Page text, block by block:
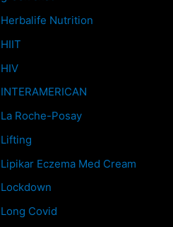
Herbalife Nutrition
HIIT
HIV
INTERAMERICAN
La Roche-Posay
Lifting
Lipikar Eczema Med Cream
Lockdown
Long Covid